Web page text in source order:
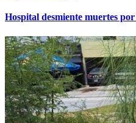
Hospital desmiente muertes